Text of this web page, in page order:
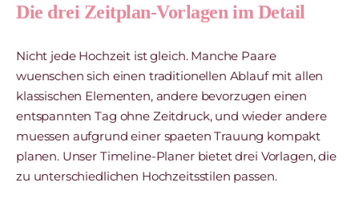
Die drei Zeitplan-Vorlagen im Detail
Nicht jede Hochzeit ist gleich. Manche Paare
wuenschen sich einen traditionellen Ablauf mit allen
klassischen Elementen, andere bevorzugen einen
entspannten Tag ohne Zeitdruck, und wieder andere
muessen aufgrund einer spaeten Trauung kompakt
planen. Unser Timeline-Planer bietet drei Vorlagen, die
zu unterschiedlichen Hochzeitsstilen passen.